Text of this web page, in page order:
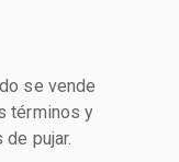
se vende
términos y
pujar.